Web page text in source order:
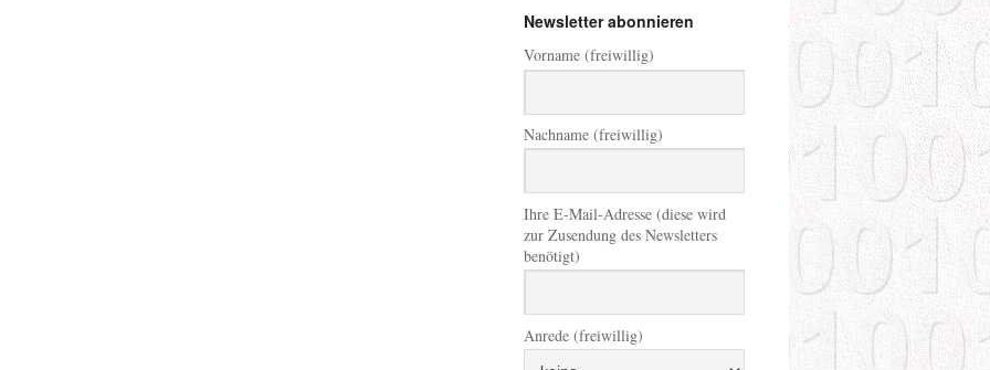
Newsletter abonnieren
Vorname (freiwillig)
Nachname (freiwillig)
Ihre E-Mail-Adresse (diese wird
zur Zusendung des Newsletters
benötigt)
Anrede (freiwillig)